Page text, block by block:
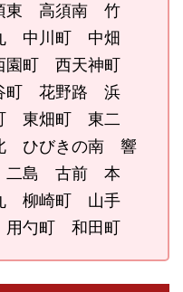
東 高須南 竹
中川町 中畑
町 西天神町
町 花野路 浜
東畑町 東二
ひびきの南 響
島 古前 本
柳崎町 山手
勺町 和田町